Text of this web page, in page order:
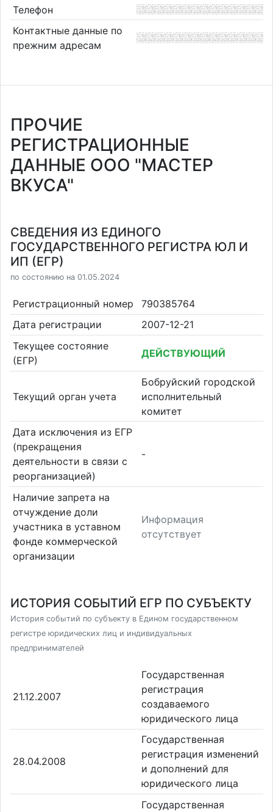
Телефон
Контактные данные по
прежним адресам
ПРОЧИЕ
РЕГИСТРАЦИОННЫЕ
ДАННЫЕ ООО "МАСТЕР
ВКУСА"
СВЕДЕНИЯ ИЗ ЕДИНОГО
ГОСУДАРСТВЕННОГО РЕГИСТРА ЮЛ И
ИП (ЕГР)
по состоянию на 01.05.2024
Регистрационный номер
790385764
Дата регистрации
2007-12-21
Текущее состояние
(ЕГР)
ДЕЙСТВУЮЩИЙ
Текущий орган учета
Бобруйский городской
исполнительный
комитет
Дата исключения из ЕГР
(прекращения
деятельности в связи с
реорганизацией)
-
Наличие запрета на
отчуждение доли
участника в уставном
фонде коммерческой
организации
Информация
отсутствует
ИСТОРИЯ СОБЫТИЙ ЕГР ПО СУБЪЕКТУ
История событий по субъекту в Едином государственном
регистре юридических лиц и индивидуальных
предпринимателей
21.12.2007
Государственная
регистрация
создаваемого
юридического лица
28.04.2008
Государственная
регистрация изменений
и дополнений для
юридического лица
Государственная